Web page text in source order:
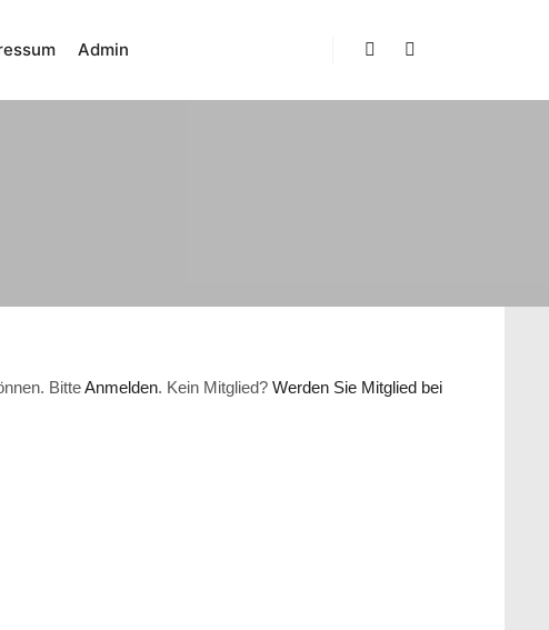
Admin
BitteAnmelden. Kein Mitglied?Werden Sie Mitglied bei